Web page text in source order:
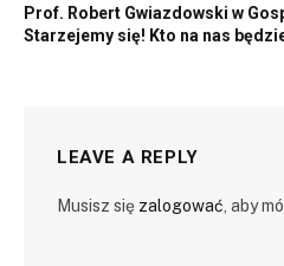
Prof. Robert Gwiazdowski w
Starzejemy się! Kto na nas
LEAVE A REPLY
Musisz się zalogować, aby